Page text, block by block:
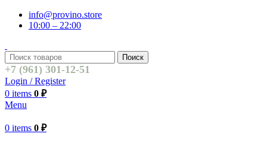
info@provino.store
10:00 – 22:00
Поиск
+7 (961) 301-12-51
Login / Register
0 items 0 ₽
Menu
0 items 0 ₽